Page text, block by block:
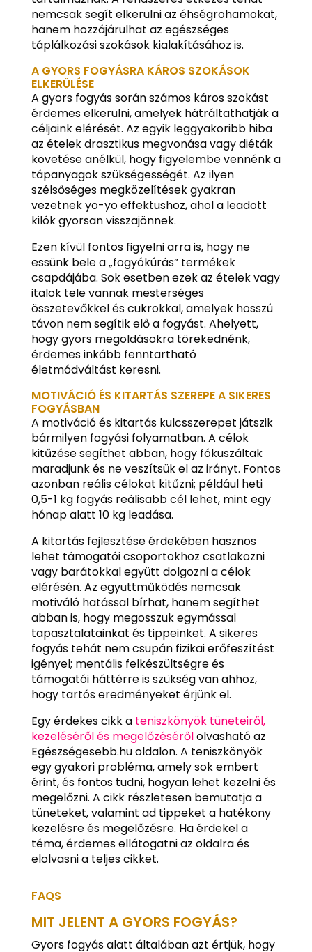
nemcsak segít elkerülni az éhségrohamokat,
hanem hozzájárulhat az egészséges
táplálkozási szokások kialakításához is.
A GYORS FOGYÁSRA KÁROS SZOKÁSOK
ELKERÜLÉSE
A gyors fogyás során számos káros szokást
érdemes elkerülni, amelyek hátráltathatják a
céljaink elérését. Az egyik leggyakoribb hiba
az ételek drasztikus megvonása vagy diéták
követése anélkül, hogy figyelembe vennénk a
tápanyagok szükségességét. Az ilyen
szélsőséges megközelítések gyakran
vezetnek yo-yo effektushoz, ahol a leadott
kilók gyorsan visszajönnek.
Ezen kívül fontos figyelni arra is, hogy ne
essünk bele a „fogyókúrás” termékek
csapdájába. Sok esetben ezek az ételek vagy
italok tele vannak mesterséges
összetevőkkel és cukrokkal, amelyek hosszú
távon nem segítik elő a fogyást. Ahelyett,
hogy gyors megoldásokra törekednénk,
érdemes inkább fenntartható
életmódváltást keresni.
MOTIVÁCIÓ ÉS KITARTÁS SZEREPE A SIKERES
FOGYÁSBAN
A motiváció és kitartás kulcsszerepet játszik
bármilyen fogyási folyamatban. A célok
kitűzése segíthet abban, hogy fókuszáltak
maradjunk és ne veszítsük el az irányt. Fontos
azonban reális célokat kitűzni; például heti
0,5-1 kg fogyás reálisabb cél lehet, mint egy
hónap alatt 10 kg leadása.
A kitartás fejlesztése érdekében hasznos
lehet támogatói csoportokhoz csatlakozni
vagy barátokkal együtt dolgozni a célok
elérésén. Az együttműködés nemcsak
motiváló hatással bírhat, hanem segíthet
abban is, hogy megosszuk egymással
tapasztalatainkat és tippeinket. A sikeres
fogyás tehát nem csupán fizikai erőfeszítést
igényel; mentális felkészültségre és
támogatói háttérre is szükség van ahhoz,
hogy tartós eredményeket érjünk el.
Egy érdekes cikk a teniszkönyök tüneteiről,
kezeléséről és megelőzésérőlolvasható az
Egészségesebb.hu oldalon. A teniszkönyök
egy gyakori probléma, amely sok embert
érint, és fontos tudni, hogyan lehet kezelni és
megelőzni. A cikk részletesen bemutatja a
tüneteket, valamint ad tippeket a hatékony
kezelésre és megelőzésre. Ha érdekel a
téma, érdemes ellátogatni az oldalra és
elolvasni a teljes cikket.
FAQS
MIT JELENT A GYORS FOGYÁS?
Gyors fogyás alatt általában azt értjük, hogy